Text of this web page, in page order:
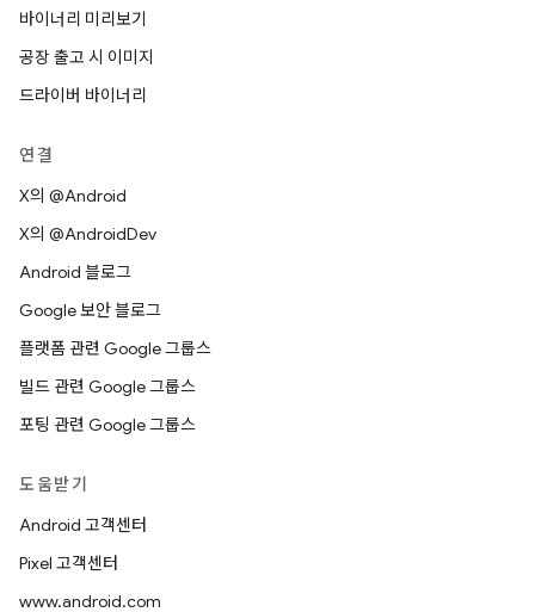
바이너리 미리보기
공장 출고 시 이미지
드라이버 바이너리
연결
X의 @Android
X의 @AndroidDev
Android 블로그
Google 보안 블로그
플랫폼 관련 Google 그룹스
빌드 관련 Google 그룹스
포팅 관련 Google 그룹스
도움받기
Android 고객센터
Pixel 고객센터
www.android.com